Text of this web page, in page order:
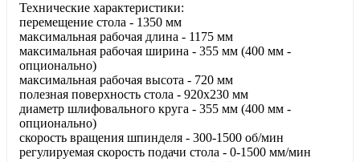
Технические характеристики:
перемещение стола - 1350 мм
максимальная рабочая длина - 1175 мм
максимальная рабочая ширина - 355 мм (400 мм -
опционально)
максимальная рабочая высота - 720 мм
полезная поверхность стола - 920x230 мм
диаметр шлифовального круга - 355 мм (400 мм -
опционально)
скорость вращения шпинделя - 300-1500 об/мин
регулируемая скорость подачи стола - 0-1500 мм/мин